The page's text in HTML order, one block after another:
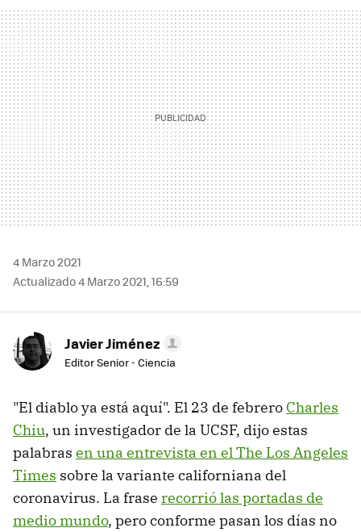
MAIL
4 Marzo 2021
Actualizado 4 Marzo 2021, 16:59
Javier Jiménez
Editor Senior - Ciencia
"El diablo ya está aquí". El 23 de febrero Charles
Chiu, un investigador de la UCSF, dijo estas
palabras en una entrevista en el The Los Angeles
Times sobre la variante californiana del
coronavirus. La frase recorrió las portadas de
medio mundo, pero conforme pasan los días no